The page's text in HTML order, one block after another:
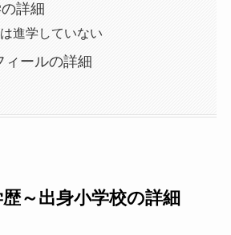
詳細
進学していない
ィールの詳細
～出身小学校の詳細